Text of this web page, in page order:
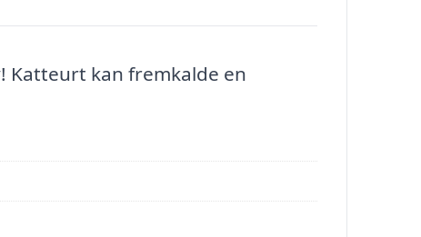
Katteurt kan fremkalde en